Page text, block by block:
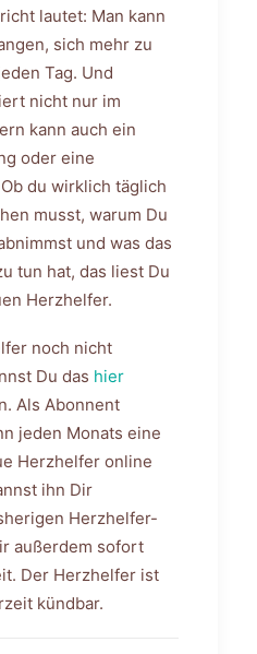
lautet: Man kann
sich mehr zu
Tag. Und
nicht nur im
kann auch ein
oder eine
du wirklich täglich
musst, warum Du
und was das
tun hat, das liest Du
Herzhelfer.
noch nicht
Du das hier
Als Abonnent
jeden Monats eine
Herzhelfer online
ihn Dir
Herzhelfer-
außerdem sofort
Der Herzhelfer ist
kündbar.